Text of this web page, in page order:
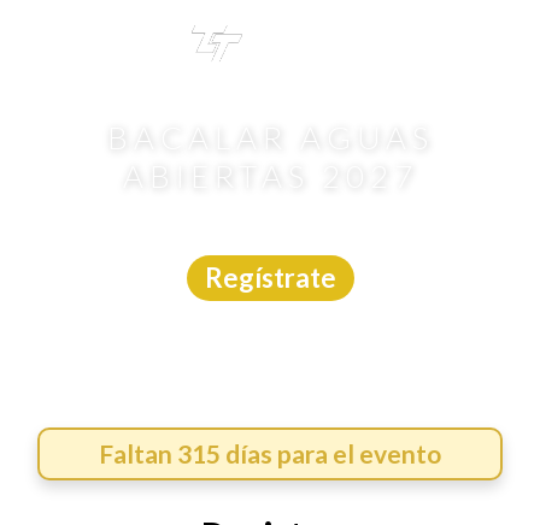
BACALAR AGUAS
ABIERTAS 2027
Regístrate
Faltan 315 días para el evento